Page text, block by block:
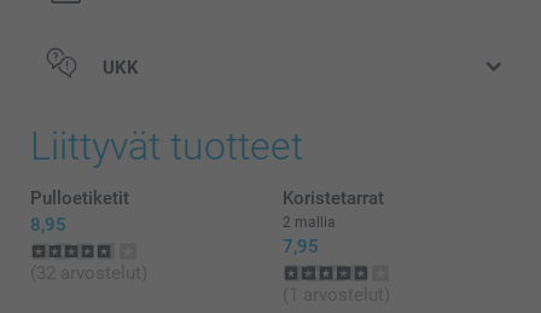
UKK
Liittyvät tuotteet
Pulloetiketit
8,95
(32 arvostelut)
Koristetarrat
2 mallia
7,95
(1 arvostelut)